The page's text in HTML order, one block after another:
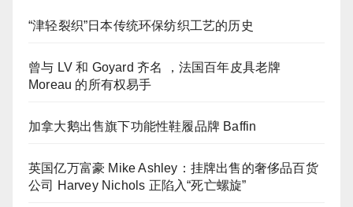
“津轻裂织”日本传统环保纺织工艺的历史
曾与 LV 和 Goyard 齐名 ，法国百年皮具老牌
Moreau 的所有权易手
加拿大鹅出售旗下功能性鞋履品牌 Baffin
英国亿万富豪 Mike Ashley：挂牌出售的奢侈品百货
公司 Harvey Nichols 正陷入“死亡螺旋”